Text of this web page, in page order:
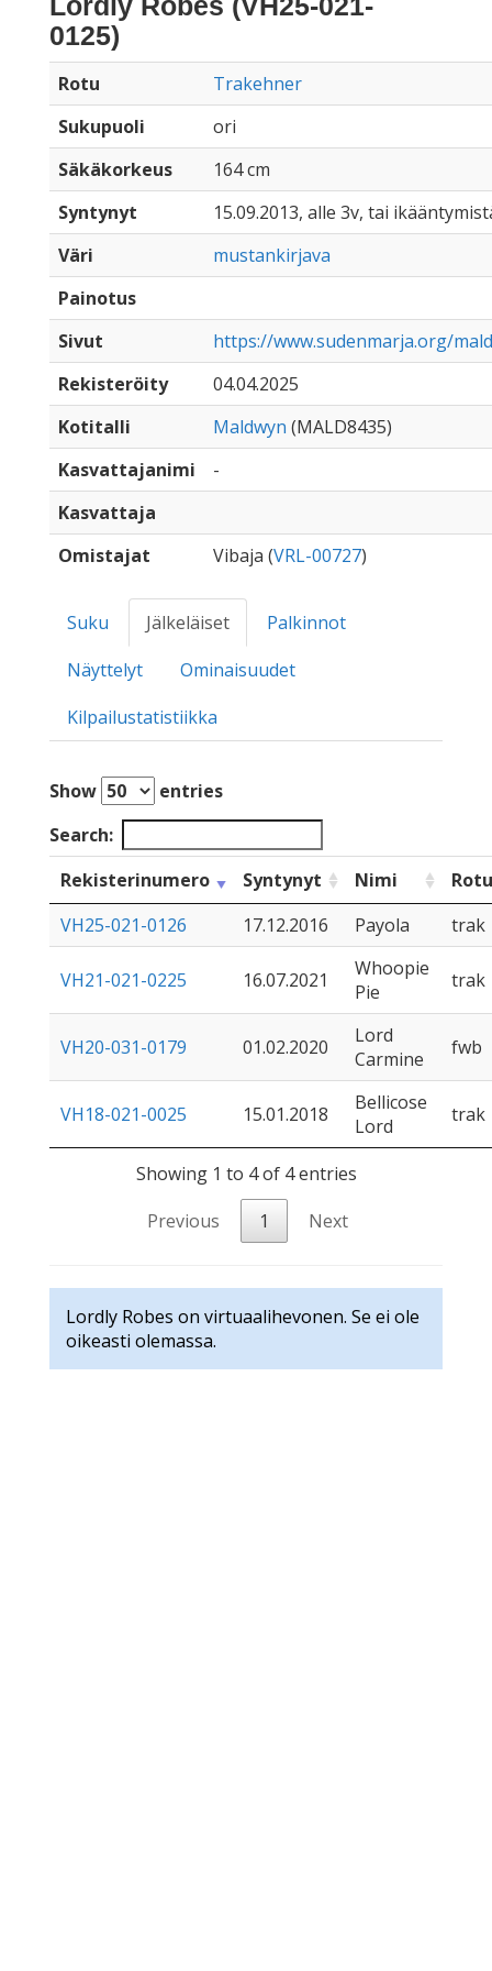
0125)
Rotu
Trakehner
Sukupuoli
ori
Säkäkorkeus
164 cm
Syntynyt
15.09.2013, alle 3v, tai
Väri
mustankirjava
Painotus
Sivut
https://www.sudenmarja.org/
Rekisteröity
04.04.2025
Kotitalli
Maldwyn (MALD8435)
Kasvattajanimi
-
Kasvattaja
Omistajat
Vibaja (VRL-00727)
Suku Jälkeläiset
Palkinnot
Näyttelyt
Ominaisuudet
Kilpailustatistiikka
Show
entries
Search:
Rekisterinumero
Syntynyt Nimi
Rotu
VH25-021-0126
17.12.2016 Payola trak
VH21-021-0225 16.07.2021
Whoopie
Pie
trak
VH20-031-0179 01.02.2020
Lord
Carmine
fwb
VH18-021-0025 15.01.2018
Bellicose
Lord
trak
Showing 1 to 4 of 4 entries
Previous
1 Next
Lordly Robes on virtuaalihevonen. Se ei ole
oikeasti olemassa.